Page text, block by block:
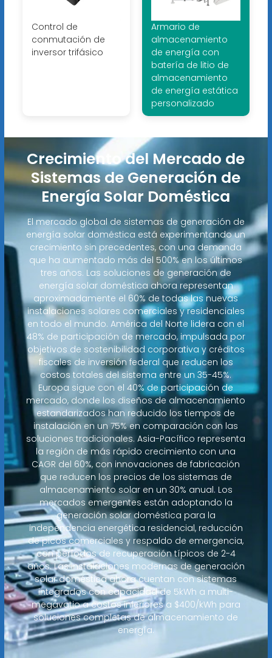
Control de
conmutación de
inversor trifásico
Armario de
almacenamiento
de energía con
batería de litio de
almacenamiento
de energía estática
personalizado
Crecimiento del Mercado de
Sistemas de Generación de
Energía Solar Doméstica
El mercado global de sistemas de generación de
energía solar doméstica está experimentando un
crecimiento sin precedentes, con una demanda
que ha aumentado más del 500% en los últimos
tres años. Las soluciones de generación de
energía solar doméstica ahora representan
aproximadamente el 60% de todas las nuevas
instalaciones solares comerciales y residenciales
en todo el mundo. América del Norte lidera con el
48% de participación de mercado, impulsada por
objetivos de sostenibilidad corporativa y créditos
fiscales de inversión federal que reducen los
costos totales del sistema entre un 35-45%.
Europa sigue con el 40% de participación de
mercado, donde los diseños de almacenamiento
estandarizados han reducido los tiempos de
instalación en un 75% en comparación con las
soluciones tradicionales. Asia-Pacífico representa
la región de más rápido crecimiento con una
CAGR del 60%, con innovaciones de fabricación
que reducen los precios de los sistemas de
almacenamiento solar en un 30% anual. Los
mercados emergentes están adoptando la
generación solar doméstica para la
independencia energética residencial, reducción
de picos comerciales y respaldo de emergencia,
con períodos de recuperación típicos de 2-4
años. Las instalaciones modernas de generación
solar doméstica ahora cuentan con sistemas
integrados con capacidad de 5kWh a multi-
megavatio a costos inferiores a $400/kWh para
soluciones completas de almacenamiento de
energía.